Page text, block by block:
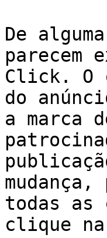
De
parecem
Click. O
do
a marca
todas as
clique